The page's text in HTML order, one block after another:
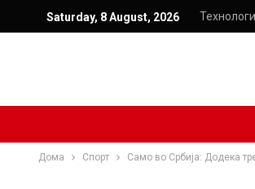
Saturday, 8 August, 2026
Дома Спорт Само во Србија: Додека